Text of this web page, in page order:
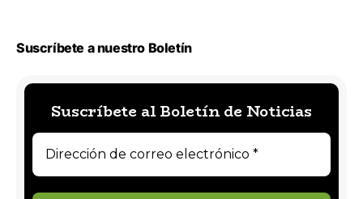
Suscríbete a nuestro Boletín
Suscríbete al Boletín de Noticias